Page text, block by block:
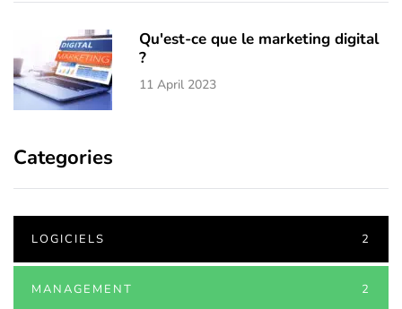
Qu'est-ce que le marketing digital
?
11 April 2023
Categories
LOGICIELS 2
MANAGEMENT 2